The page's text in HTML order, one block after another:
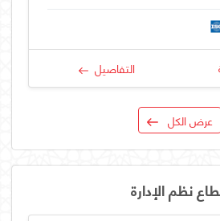
التفاصيل
عرض الكل
نظم الإدارة